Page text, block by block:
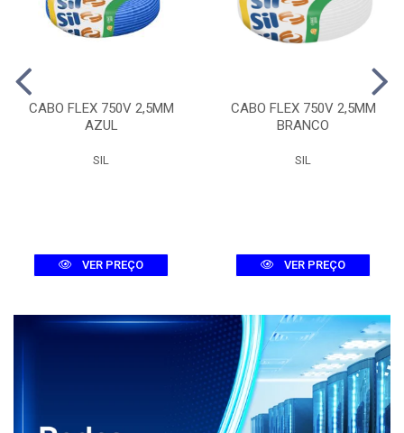
CABO FLEX 750V 2,5MM
AZUL
SIL
VER PREÇO
CABO FLEX 750V 2,5MM
BRANCO
SIL
VER PREÇO